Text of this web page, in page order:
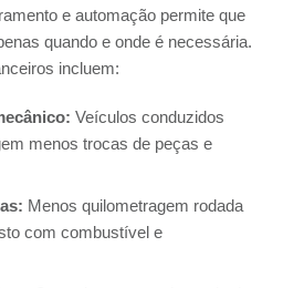
e automação permite que
quando e onde é necessária.
incluem:
Veículos conduzidos
menos trocas de peças e
Menos quilometragem rodada
com combustível e